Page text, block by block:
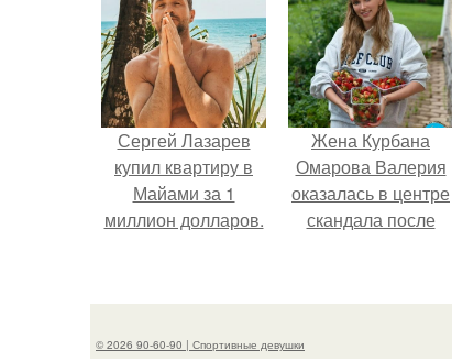
Сергей Лазарев
купил квартиру в
Майами за 1
миллион долларов.
Жена Курбана
Омарова Валерия
оказалась в центре
скандала после
её
© 2026 90-60-90 | Спортивные девушки